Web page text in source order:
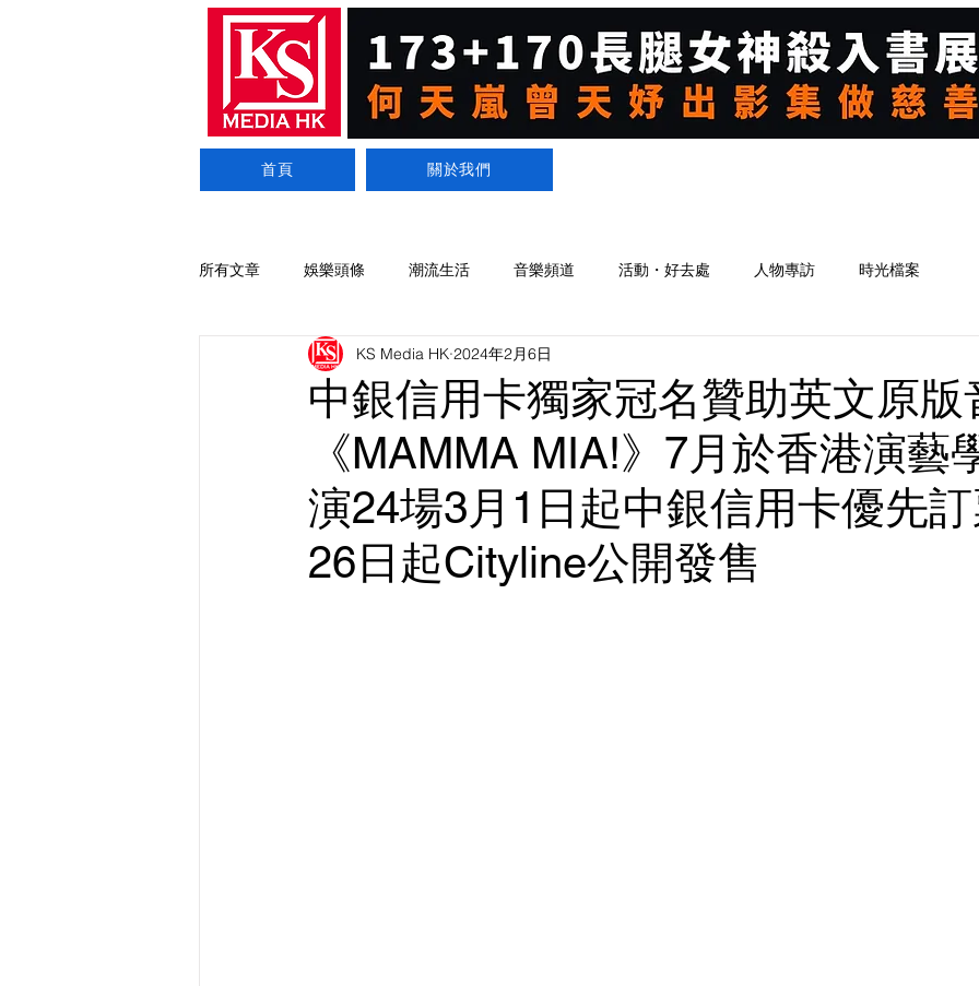
首頁 關於我們
所有文章 娛樂頭條 潮流生活 音樂頻道 活動・好去處 人物專訪 時光檔案
中銀信用卡獨家冠名贊助英文原版
《MAMMA MIA!》7月於香港演藝
演24場3月1日起中銀信用卡優先
26日起Cityline公開發售
KS Media HK 2024年2月6日